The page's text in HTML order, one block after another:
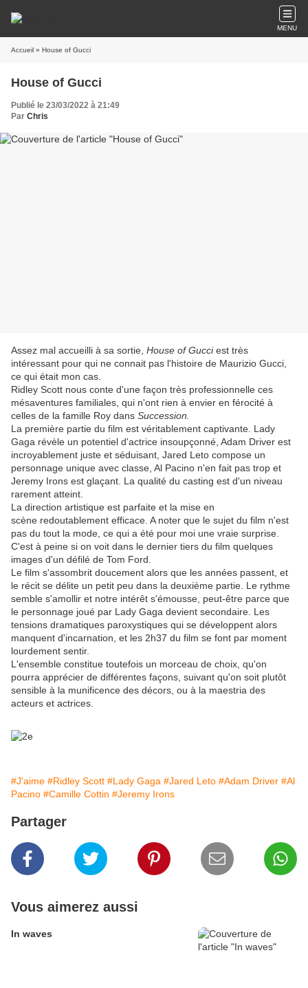
MENU
Accueil » House of Gucci
House of Gucci
Publié le 23/03/2022 à 21:49
Par Chris
Assez mal accueilli à sa sortie, House of Gucciest très
intéressant pour qui ne connait pas l'histoire de Maurizio Gucci,
ce qui était mon cas.
Ridley Scott nous conte d'une façon très professionnelle ces
mésaventures familiales, qui n'ont rien à envier en férocité à
celles de la famille Roy dans Succession.
La première partie du film est véritablement captivante. Lady
Gaga révèle un potentiel d'actrice insoupçonné, Adam Driver est
incroyablement juste et séduisant, Jared Leto compose un
personnage unique avec classe, Al Pacino n'en fait pas trop et
Jeremy Irons est glaçant. La qualité du casting est d'un niveau
rarement atteint.
La direction artistique est parfaite et la mise en
scène redoutablement efficace. A noter que le sujet du film n'est
pas du tout la mode, ce qui a été pour moi une vraie surprise.
C'est à peine si on voit dans le dernier tiers du film quelques
images d'un défilé de Tom Ford.
Le film s'assombrit doucement alors que les années passent, et
le récit se délite un petit peu dans la deuxième partie. Le rythme
semble s'amollir et notre intérêt s'émousse, peut-être parce que
le personnage joué par Lady Gaga devient secondaire. Les
tensions dramatiques paroxystiques qui se développent alors
manquent d'incarnation, et les 2h37 du film se font par moment
lourdement sentir.
L'ensemble constitue toutefois un morceau de choix, qu'on
pourra apprécier de différentes façons, suivant qu'on soit plutôt
sensible à la munificence des décors, ou à la maestria des
acteurs et actrices.
#J'aime #Ridley Scott #Lady Gaga #Jared Leto #Adam Driver #Al
Pacino #Camille Cottin #Jeremy Irons
Partager
Vous aimerez aussi
In waves